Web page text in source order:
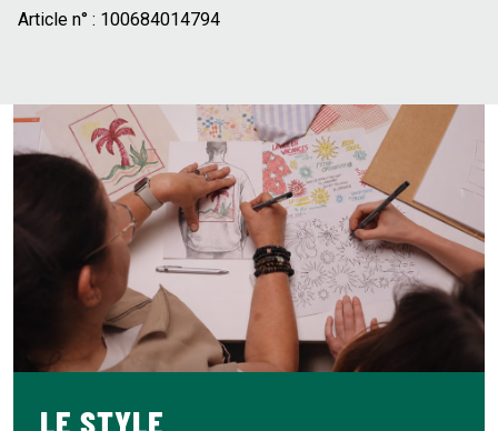
Article n° : 100684014794
LE STYLE